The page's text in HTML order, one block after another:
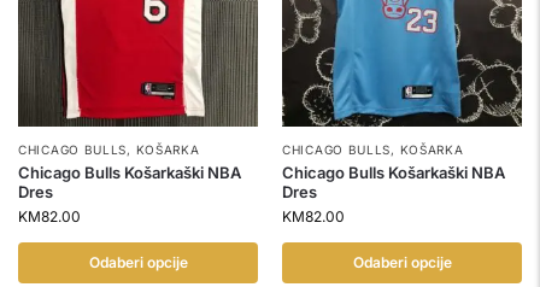
CHICAGO BULLS, KOŠARKA
Chicago Bulls Košarkaški NBA
Dres
KM82.00
Odaberi opcije
CHICAGO BULLS, KOŠARKA
Chicago Bulls Košarkaški NBA
Dres
KM82.00
Odaberi opcije